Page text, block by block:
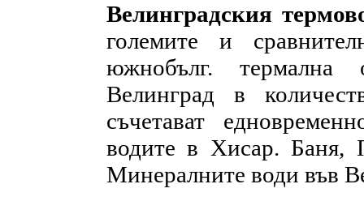
Велинградския
големите и
южнобълг.
Велинград в
съчетават
водите в Хисар. Баня,
Минералните води във